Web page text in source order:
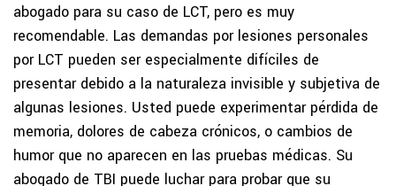
abogado para su caso de LCT, pero es muy
recomendable. Las demandas por lesiones personales
por LCT pueden ser especialmente difíciles de
presentar debido a la naturaleza invisible y subjetiva de
algunas lesiones. Usted puede experimentar pérdida de
memoria, dolores de cabeza crónicos, o cambios de
humor que no aparecen en las pruebas médicas. Su
abogado de TBI puede luchar para probar que su